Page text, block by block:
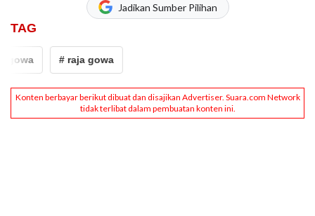
Jadikan Sumber Pilihan
TAG
gowa # raja gowa